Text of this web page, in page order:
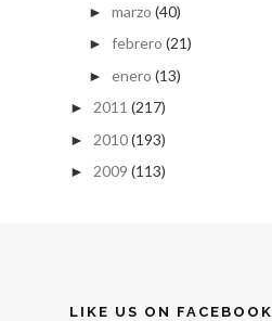
► marzo (40)
► febrero (21)
► enero (13)
► 2011 (217)
► 2010(193)
► 2009 (113)
LIKE US ON FACEBOOK